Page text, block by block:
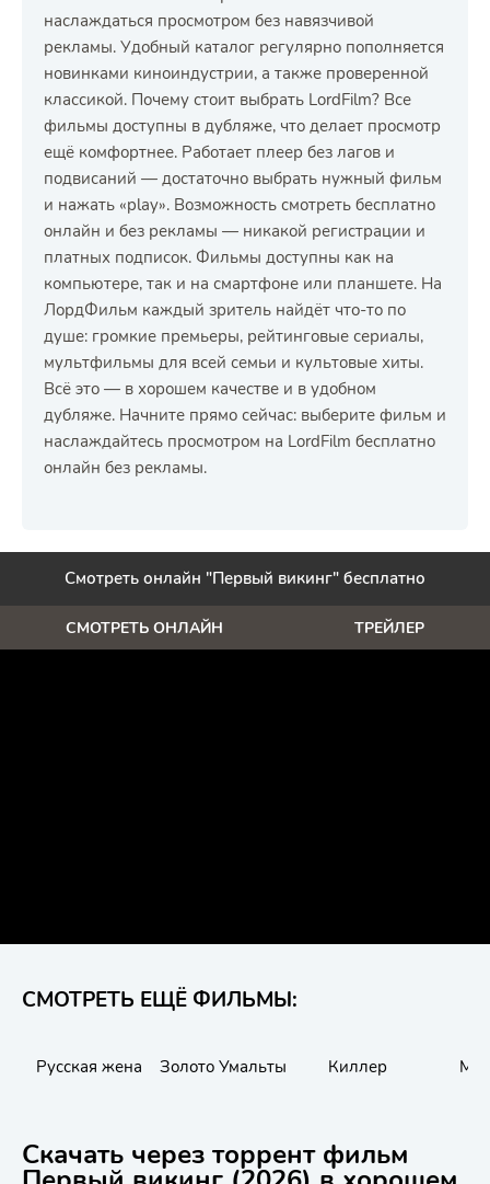
наслаждаться просмотром без навязчивой
рекламы. Удобный каталог регулярно пополняется
новинками киноиндустрии, а также проверенной
классикой. Почему стоит выбрать LordFilm? Все
фильмы доступны в дубляже, что делает просмотр
ещё комфортнее. Работает плеер без лагов и
подвисаний — достаточно выбрать нужный фильм
и нажать «play». Возможность смотреть бесплатно
онлайн и без рекламы — никакой регистрации и
платных подписок. Фильмы доступны как на
компьютере, так и на смартфоне или планшете. На
ЛордФильм каждый зритель найдёт что-то по
душе: громкие премьеры, рейтинговые сериалы,
мультфильмы для всей семьи и культовые хиты.
Всё это — в хорошем качестве и в удобном
дубляже. Начните прямо сейчас: выберите фильм и
наслаждайтесь просмотром на LordFilm бесплатно
онлайн без рекламы.
Смотреть онлайн "Первый викинг" бесплатно
СМОТРЕТЬ ОНЛАЙН ТРЕЙЛЕР
СМОТРЕТЬ ЕЩЁ ФИЛЬМЫ:
Русская жена Золото Умальты Киллер
Скачать через торрент фильм